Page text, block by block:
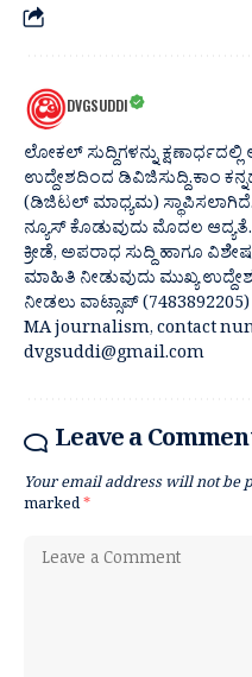
DVGSUDDI
ಲೋಕಲ್ ಸುದ್ದಿಗಳನ್ನು
ಉದ್ದೇಶದಿಂದ ಡಿವಿಜಿಸುದ್ದಿ.ಕಾಂ
(ಡಿಜಿಟಲ್ ಮಾಧ್ಯಮ)
ನ್ಯೂಸ್ ಕೊಡುವುದು ಮೊದಲ
ಕ್ರೀಡೆ, ಅಪರಾಧ ಸುದ್ದಿ ಹಾಗೂ
ಮಾಹಿತಿ ನೀಡುವುದು ಮುಖ್ಯ
ನೀಡಲು ವಾಟ್ಸಾಪ್
MA journalism, contact
dvgsuddi@gmail.com
Leave a
Your email address will not be
marked*